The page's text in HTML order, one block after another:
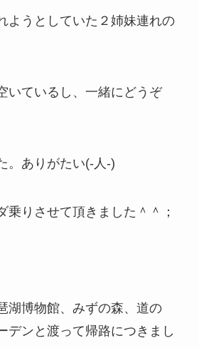
ようとしていた２姉妹連れの
いているし、一緒にどうぞ
。ありがたい(-人-)
乗りさせて頂きました＾＾；
湖博物館、みずの森、道の
デンと渡って帰路につきまし